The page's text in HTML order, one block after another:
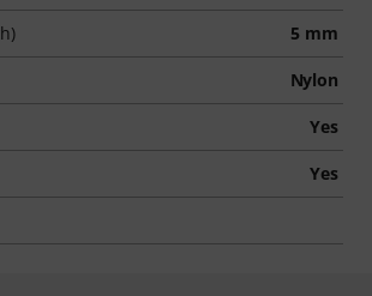
5 mm
Nylon
Yes
Yes